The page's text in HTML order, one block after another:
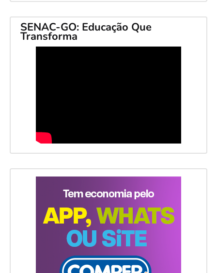
SENAC-GO: Educação Que
Transforma